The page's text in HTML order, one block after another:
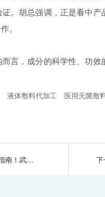
。胡总强调，正是看中
。
言，成分的科学性、功
液体敷料代加工 医用无菌敷
20g医用超声耦合剂定制避坑指南！武汉耦合医学助广东李总逆势翻盘 下